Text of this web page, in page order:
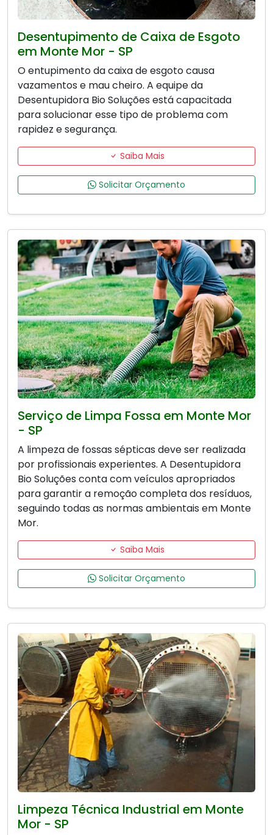
Desentupimento de Caixa de Esgoto
em Monte Mor - SP
O entupimento da caixa de esgoto causa
vazamentos e mau cheiro. A equipe da
Desentupidora Bio Soluções está capacitada
para solucionar esse tipo de problema com
rapidez e segurança.
Saiba Mais
Solicitar Orçamento
Serviço de Limpa Fossa em Monte Mor
- SP
A limpeza de fossas sépticas deve ser realizada
por profissionais experientes. A Desentupidora
Bio Soluções conta com veículos apropriados
para garantir a remoção completa dos resíduos,
seguindo todas as normas ambientais em Monte
Mor.
Saiba Mais
Solicitar Orçamento
Limpeza Técnica Industrial em Monte
Mor - SP